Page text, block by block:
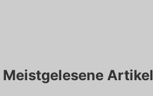
Meistgelesene Artikel